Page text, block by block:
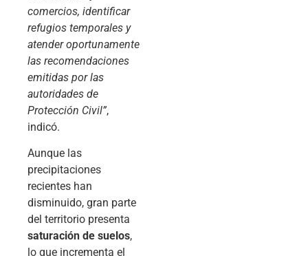
comercios, identificar
refugios temporales y
atender oportunamente
las recomendaciones
emitidas por las
autoridades de
Protección Civil”,
indicó.
Aunque las
precipitaciones
recientes han
disminuido, gran parte
del territorio presenta
saturación de suelos,
lo que incrementa el